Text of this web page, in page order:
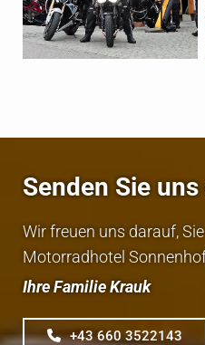
Senden Sie
Wir freuen uns darauf,
Motorradhotel
Ihre Familie Krauk
+43 660 3522143